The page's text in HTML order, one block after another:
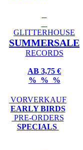
GLITTERHOUSE
SUMMERSALE
RECORDS
AB 3,75 €
% % %
VORVERKAUF
EARLY BIRDS
PRE-ORDERS
SPECIALS